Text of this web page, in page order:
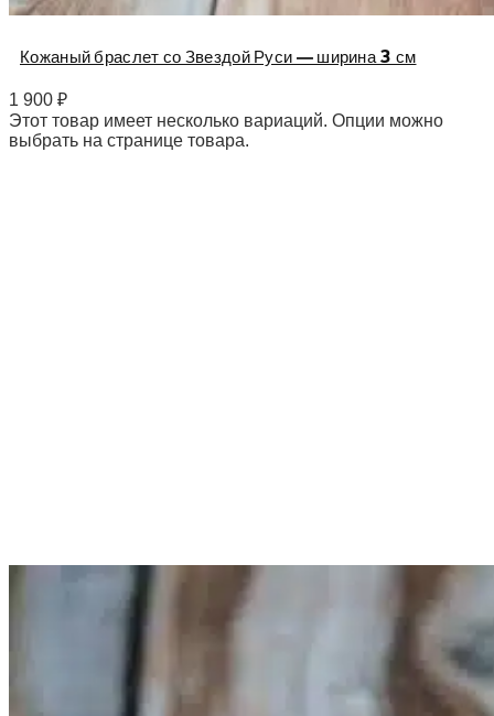
Кожаный браслет со Звездой Руси — ширина 3 см
1 900 ₽
Этот товар имеет несколько вариаций. Опции можно
выбрать на странице товара.